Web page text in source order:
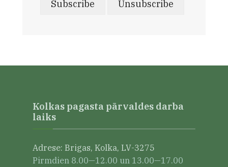
Kolkas pagasta pārvaldes darba
laiks
Adrese: Brigas, Kolka, LV-3275
Pirmdien 8.00—12.00 un 13.00—17.00